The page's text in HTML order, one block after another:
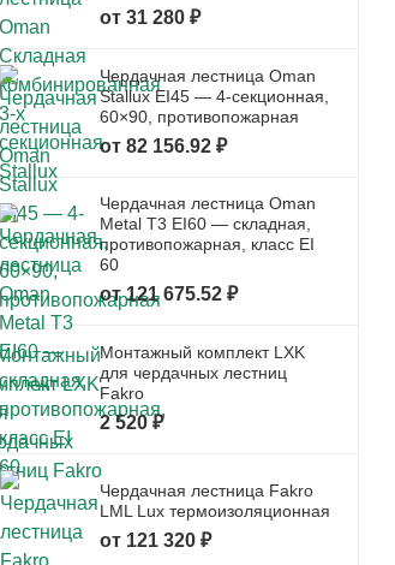
от 31 280 ₽
Чердачная лестница Oman
Stallux EI45 — 4-секционная,
60×90, противопожарная
от 82 156.92 ₽
Чердачная лестница Oman
Metal T3 EI60 — складная,
противопожарная, класс EI
60
от 121 675.52 ₽
Монтажный комплект LXK
для чердачных лестниц
Fakro
2 520 ₽
Чердачная лестница Fakro
LML Lux термоизоляционная
от 121 320 ₽